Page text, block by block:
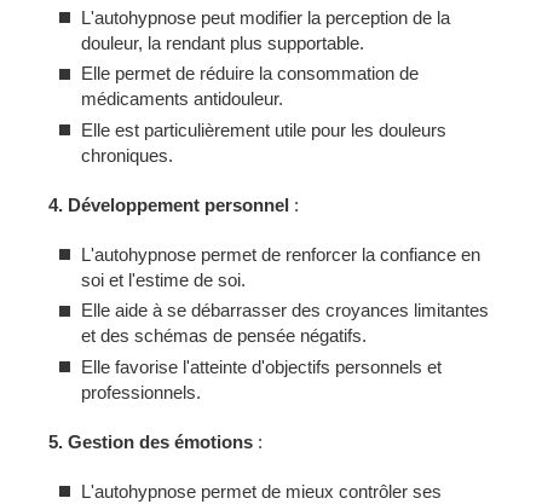
L'autohypnose peut modifier la perception de la
douleur, la rendant plus supportable.
Elle permet de réduire la consommation de
médicaments antidouleur.
Elle est particulièrement utile pour les douleurs
chroniques.
4. Développement personnel :
L'autohypnose permet de renforcer la confiance en
soi et l'estime de soi.
Elle aide à se débarrasser des croyances limitantes
et des schémas de pensée négatifs.
Elle favorise l'atteinte d'objectifs personnels et
professionnels.
5. Gestion des émotions :
L'autohypnose permet de mieux contrôler ses